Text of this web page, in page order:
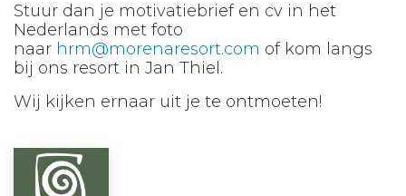
Stuur dan je motivatiebrief en cv in het
Nederlands met foto
naar hrm@morenaresort.com of kom langs
bij ons resort in Jan Thiel.
Wij kijken ernaar uit je te ontmoeten!